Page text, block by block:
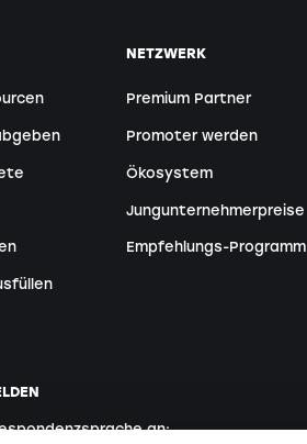
NETZWERK
Premium Partner
Promoter werden
Ökosystem
Jungunternehmerpreise
Empfehlungs-Programm
an: